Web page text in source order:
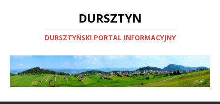
DURSZTYN
DURSZTYŃSKI PORTAL INFORMACYJNY